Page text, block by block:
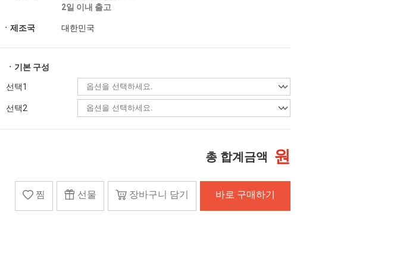
2일 이내 출고
ㆍ제조국 대한민국
ㆍ기본 구성
선택1
선택2
총 합계금액 원
찜 선물 장바구니 담기 바로 구매하기